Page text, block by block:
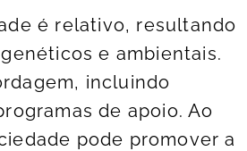
é relativo, resultando
e ambientais.
incluindo
de apoio. Ao
pode promover a